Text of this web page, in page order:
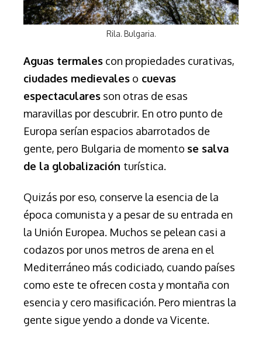
Rila. Bulgaria.
Aguas termales con propiedades curativas,
ciudades medievales o cuevas
espectaculares son otras de esas
maravillas por descubrir. En otro punto de
Europa serían espacios abarrotados de
gente, pero Bulgaria de momento se salva
de la globalización turística.
Quizás por eso, conserve la esencia de la
época comunista y a pesar de su entrada en
la Unión Europea. Muchos se pelean casi a
codazos por unos metros de arena en el
Mediterráneo más codiciado, cuando países
como este te ofrecen costa y montaña con
esencia y cero masificación. Pero mientras la
gente sigue yendo a donde va Vicente.